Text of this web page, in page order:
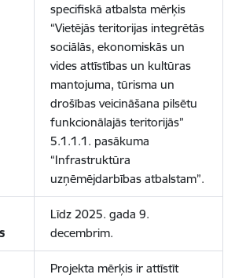
specifiskā atbalsta mērķis
“Vietējās teritorijas integrētās
sociālās, ekonomiskās un
vides attīstības un kultūras
mantojuma, tūrisma un
drošības veicināšana pilsētu
funkcionālajās teritorijās”
5.1.1.1. pasākuma
“Infrastruktūra
uzņēmējdarbības atbalstam”.
Līdz 2025. gada 9.
decembrim.
Projekta mērķis ir attīstīt